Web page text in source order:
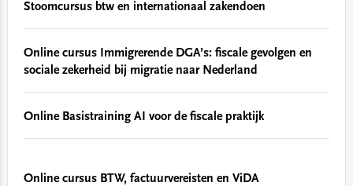
Stoomcursus btw en internationaal zakendoen
Online cursus Immigrerende DGA’s: fiscale gevolgen en
sociale zekerheid bij migratie naar Nederland
Online Basistraining AI voor de fiscale praktijk
Online cursus BTW, factuurvereisten en ViDA